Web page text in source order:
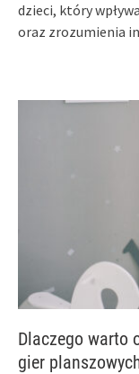
dzieci, który
oraz zrozumienia
Dlaczego warto
gier